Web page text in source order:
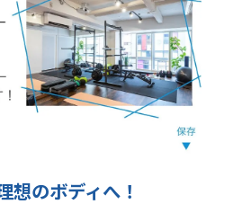
想のボディへ！